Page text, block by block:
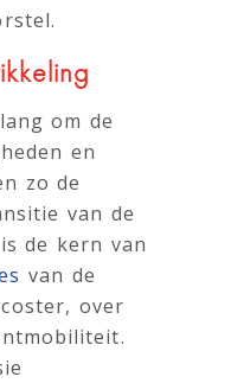
om de
en
zo de
van de
de kern van
van de
over